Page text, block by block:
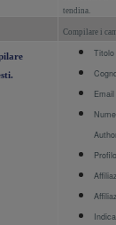
tendina.
Compilare i
Titolo